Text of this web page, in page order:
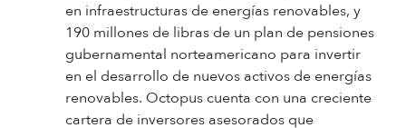
en infraestructuras de energías renovables, y
190 millones de libras de un plan de pensiones
gubernamental norteamericano para invertir
en el desarrollo de nuevos activos de energías
renovables. Octopus cuenta con una creciente
cartera de inversores asesorados que